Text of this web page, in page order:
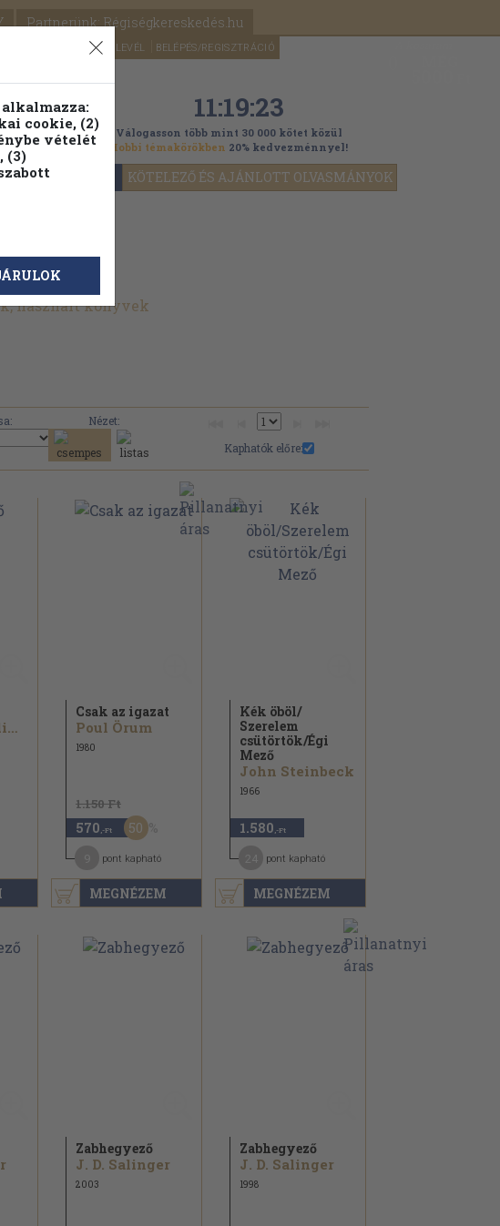
Partnerünk: Régiségkereskedés.hu
SEGÍTSÉG HÍRLEVÉL BELÉPÉS/REGISZTRÁCIÓ
OLVASMÁNYOK KÖTELEZŐ ÉS AJÁNLOTT OLVASMÁNYOK
fa 11:19:21
Válogasson több mint 30 000 kötet közül
Hobbi témakörökben 20% kedvezménnyel!
használt könyvek
Nézet:
Kaphatók előre:
Nadine Gordimer
MEGNÉZEM
Csak az igazat
Poul Örum
1980
1.150 Ft
570 ,-Ft 50
pont kapható
MEGNÉZEM
Kék öböl/
Szerelem
csütörtök/Égi
Mező
John Steinbeck
1966
1.580 ,-Ft
pont kapható
Zabhegyező
J. D. Salinger
2003
Zabhegyező
J. D. Salinger
1998
cookie, (2)
vételét
(3)